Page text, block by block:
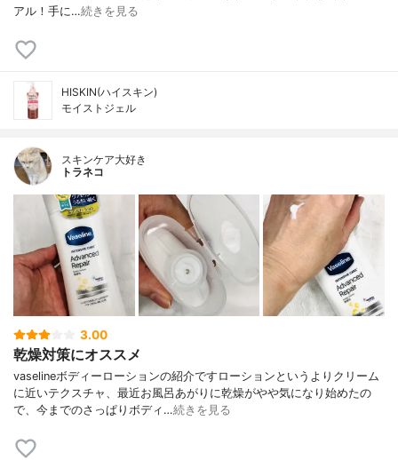
アル！手に…続きを見る
HISKIN(ハイスキン)
モイストジェル
スキンケア大好き
トラネコ
3.00
乾燥対策にオススメ
vaselineボディーローションの紹介ですローションというよりクリーム
に近いテクスチャ、最近お風呂あがりに乾燥がやや気になり始めたの
で、今までのさっぱりボディ…続きを見る